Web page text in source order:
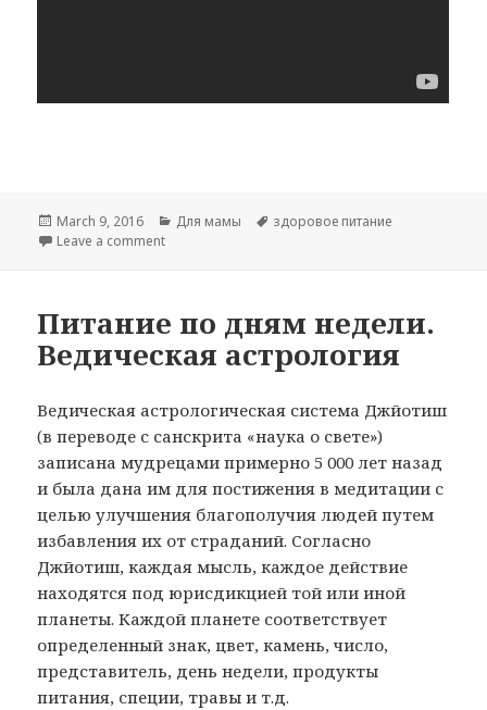
Posted
on
March 9, 2016 Categories
Для мамы Tags
здоровое питание
Leave a commenton Взаимосвязь питания и гормонального фона
Питание по дням недели.
Ведическая астрология
Ведическая астрологическая система Джйотиш
(в переводе с санскрита «наука о свете»)
записана мудрецами примерно 5 000 лет назад
и была дана им для постижения в медитации с
целью улучшения благополучия людей путем
избавления их от страданий. Согласно
Джйотиш, каждая мысль, каждое действие
находятся под юрисдикцией той или иной
планеты. Каждой планете соответствует
определенный знак, цвет, камень, число,
представитель, день недели, продукты
питания, специи, травы и т.д.